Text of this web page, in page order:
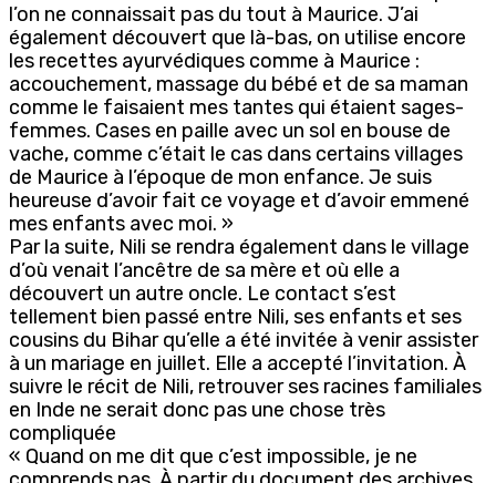
l’on ne connaissait pas du tout à Maurice. J’ai
également découvert que là-bas, on utilise encore
les recettes ayurvédiques comme à Maurice :
accouchement, massage du bébé et de sa maman
comme le faisaient mes tantes qui étaient sages-
femmes. Cases en paille avec un sol en bouse de
vache, comme c’était le cas dans certains villages
de Maurice à l’époque de mon enfance. Je suis
heureuse d’avoir fait ce voyage et d’avoir emmené
mes enfants avec moi. »
Par la suite, Nili se rendra également dans le village
d’où venait l’ancêtre de sa mère et où elle a
découvert un autre oncle. Le contact s’est
tellement bien passé entre Nili, ses enfants et ses
cousins du Bihar qu’elle a été invitée à venir assister
à un mariage en juillet. Elle a accepté l’invitation. À
suivre le récit de Nili, retrouver ses racines familiales
en Inde ne serait donc pas une chose très
compliquée
« Quand on me dit que c’est impossible, je ne